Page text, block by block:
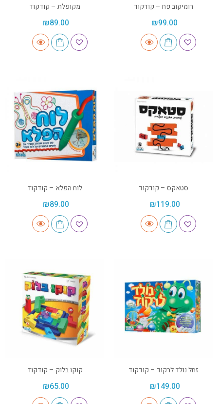
רומיקוב פח – קודקוד
₪99.00
מקופלת – קודקוד
₪89.00
סטאקס – קודקוד
₪119.00
לוח הפלא – קודקוד
₪89.00
זחל נולד לרקוד – קודקוד
₪149.00
קוקו בלוק – קודקוד
₪65.00